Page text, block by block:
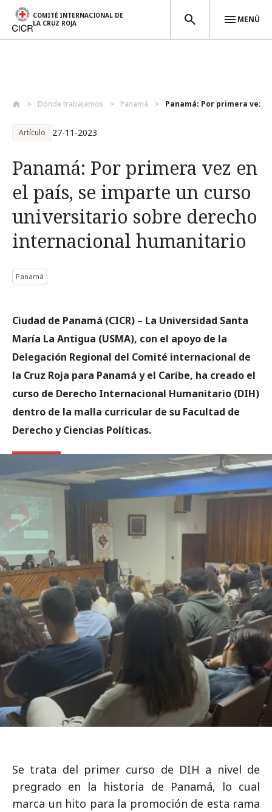
COMITÉ INTERNACIONAL DE
LA CRUZ ROJA
MENÚ
Dónde trabajamos Panamá Panamá: Por primera vez
Artículo 27-11-2023
Panamá: Por primera vez en
el país, se imparte un curso
universitario sobre derecho
internacional humanitario
Panamá
Ciudad de Panamá (CICR) – La Universidad Santa
María La Antigua (USMA), con el apoyo de la
Delegación Regional del Comité internacional de
la Cruz Roja para Panamá y el Caribe, ha creado el
curso de Derecho Internacional Humanitario (DIH)
dentro de la malla curricular de su Facultad de
Derecho y Ciencias Políticas.
Se trata del primer curso de DIH a nivel de
pregrado en la historia de Panamá, lo cual
marca un hito para la promoción de esta rama